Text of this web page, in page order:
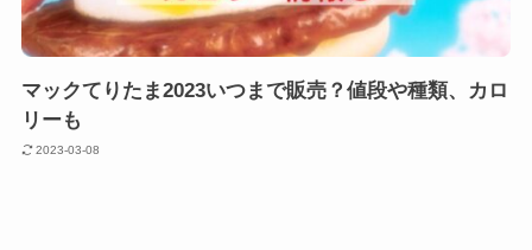
マックてりたま2023いつまで販売？値段や種類、カロ
リーも
2023-03-08